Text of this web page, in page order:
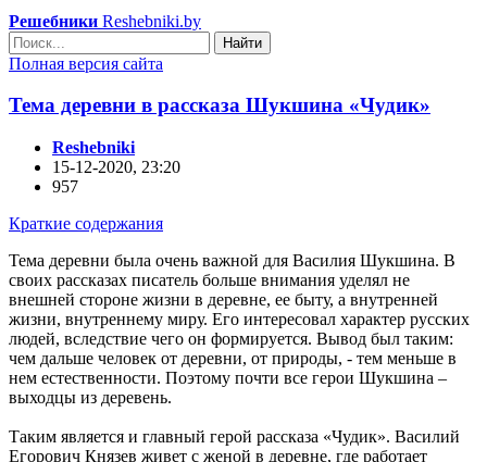
Решебники Reshebniki.by
Найти
Полная версия сайта
Тема деревни в рассказа Шукшина «Чудик»
Reshebniki
15-12-2020, 23:20
957
Краткие содержания
Тема деревни была очень важной для Василия Шукшина. В
своих рассказах писатель больше внимания уделял не
внешней стороне жизни в деревне, ее быту, а внутренней
жизни, внутреннему миру. Его интересовал характер русских
людей, вследствие чего он формируется. Вывод был таким:
чем дальше человек от деревни, от природы, - тем меньше в
нем естественности. Поэтому почти все герои Шукшина –
выходцы из деревень.
Таким является и главный герой рассказа «Чудик». Василий
Егорович Князев живет с женой в деревне, где работает